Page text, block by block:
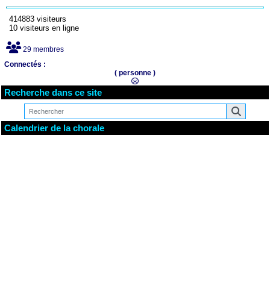
414883 visiteurs
10 visiteurs en ligne
29 membres
Connectés :
( personne )
Recherche dans ce site
Calendrier de la chorale